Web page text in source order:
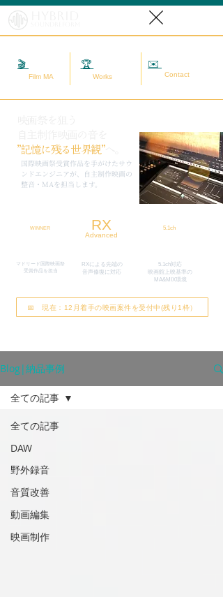
🎬
Film MA
🏆
Works
✉️
Contact
​国際映画祭受賞作品を手がけたサウ
ンドエンジニアが、自主制作映画の
整音・MAを担当します。
”記憶に残る世界観”へ。
WINNER RX
Advanced
マドリード国際映画祭
​受賞作品を担当
RXによる先端の
​音声修復に対応
5.1ch
5.1ch対応
映画館上映基準の
MA&MIX環境
📅 現在：12月着手の映画案件を受付中(残り1枠）
Blog|納品事例
全ての記事
DAW
野外録音
音質改善
動画編集
映画制作
全ての記事